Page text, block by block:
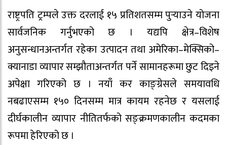
राष्ट्रपति ट्रम्पले उक्त दरलाई १५ प्रतिशतसम्म पुर्‍याउने योजना
सार्वजनिक गर्नुभएको छ । यद्यपि क्षेत्र–विशेष
अनुसन्धानअन्तर्गत रहेका उत्पादन तथा अमेरिका–मेक्सिको–
क्यानाडा व्यापार सम्झौताअन्तर्गत पर्ने सामानहरूमा छुट दिइने
अपेक्षा गरिएको छ । नयाँ कर काङ्ग्रेसले समयावधि
नबढाएसम्म १५० दिनसम्म मात्र कायम रहनेछ र यसलाई
दीर्घकालीन व्यापार नीतितर्फको सङ्क्रमणकालीन कदमका
रूपमा हेरिएको छ ।